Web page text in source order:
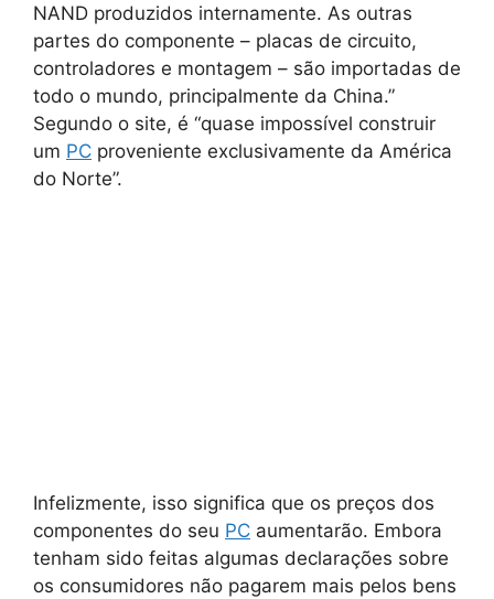
NAND produzidos internamente. As outras
partes do componente – placas de circuito,
controladores e montagem – são importadas de
todo o mundo, principalmente da China.”
Segundo o site, é “quase impossível construir
um PC proveniente exclusivamente da América
do Norte”.
Infelizmente, isso significa que os preços dos
componentes do seu PC aumentarão. Embora
tenham sido feitas algumas declarações sobre
os consumidores não pagarem mais pelos bens